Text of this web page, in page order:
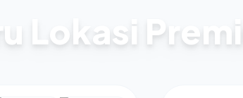
Lokasi